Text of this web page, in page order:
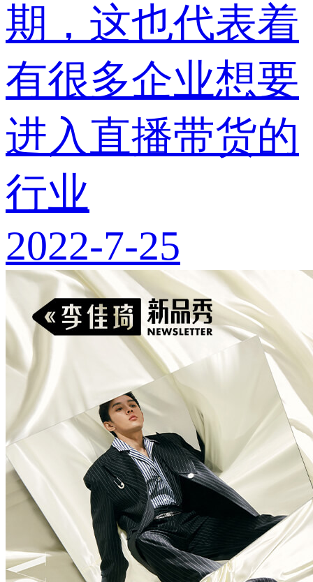
期，这也代表着
有很多企业想要
进入直播带货的
行业
2022-7-25